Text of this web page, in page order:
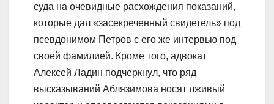
суда на очевидные расхождения показаний,
которые дал «засекреченный свидетель» под
псевдонимом Петров с его же интервью под
своей фамилией. Кроме того, адвокат
Алексей Ладин подчеркнул, что ряд
высказываний Аблязимова носят лживый